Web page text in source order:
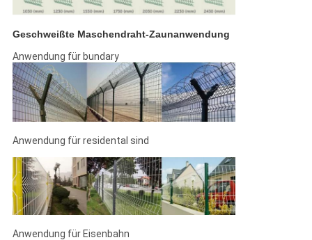
Geschweißte Maschendraht-Zaunanwendung
Anwendung für bundary
Anwendung für residental sind
Anwendung für Eisenbahn